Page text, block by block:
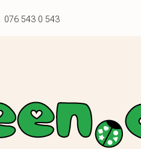
076 543 0 543